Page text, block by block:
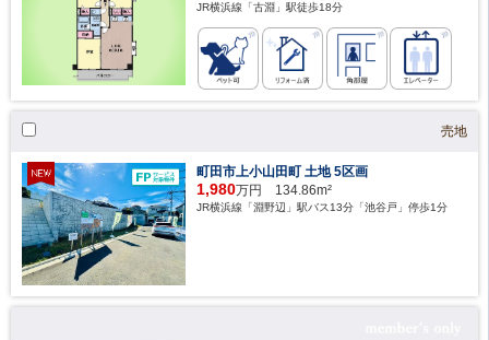
JR横浜線「古淵」駅徒歩18分
売地
町田市上小山田町 土地 5区画
1,980万円 134.86m²
JR横浜線「淵野辺」駅バス13分「池谷戸」停歩1分